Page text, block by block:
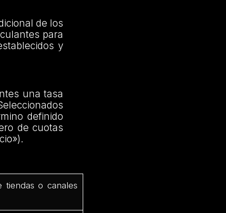
de los
para
y
una tasa
definido
de cuotas
tiendas o canales